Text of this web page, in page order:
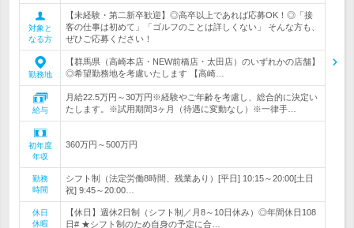
対象と
なる方
【未経験・第二新卒歓迎】◎高卒以上であれば応募OK！◎「接
客の仕事は初めて」「ゴルフのことは詳しくない」 そんな方も、
ぜひご応募ください！
勤務地
【群馬県（高崎本店・NEW前橋店・太田店）のいずれかの店舗】
◎希望勤務地を考慮いたします 【高崎…
給与
月給22.5万円～30万円※経験やご年齢を考慮し、総合的に決定い
たします。※試用期間3ヶ月（待遇に変動なし）※一律手…
初年度
年収
360万円～500万円
勤務
時間
シフト制（法定労働8時間、残業あり）[平日] 10:15～20:00[土日
祝] 9:45～20:00…
休日
休暇
【休日】週休2日制（シフト制／月8～10日休み）◎年間休日108
日# ★シフト制のため自身の予定に合…